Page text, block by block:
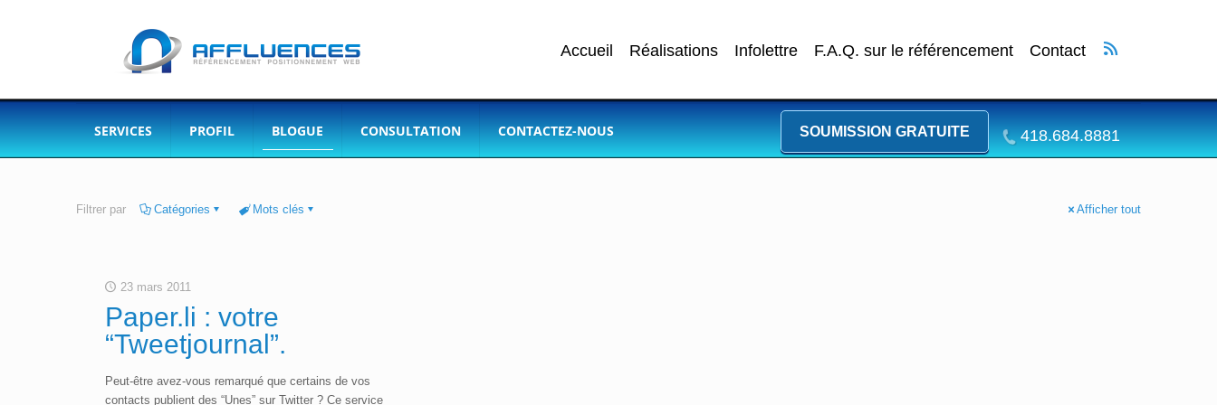
SERVICES PROFIL BLOGUE CONSULTATION CONTACTEZ-NOUS
Accueil Réalisations Infolettre F.A.Q. sur le référencement Contact
SOUMISSION GRATUITE 418.684.8881
Filtrer par Catégories Mots clés Afficher tout
23 mars 2011
Paper.li : votre
“Tweetjournal”.
Peut-être avez-vous remarqué que certains de vos
contacts publient des “Unes” sur Twitter ? Ce service